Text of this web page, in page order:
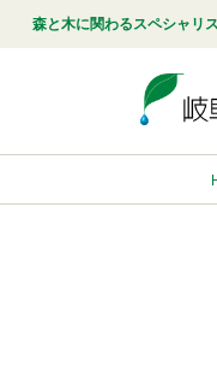
森と木に関わるスペシャリ